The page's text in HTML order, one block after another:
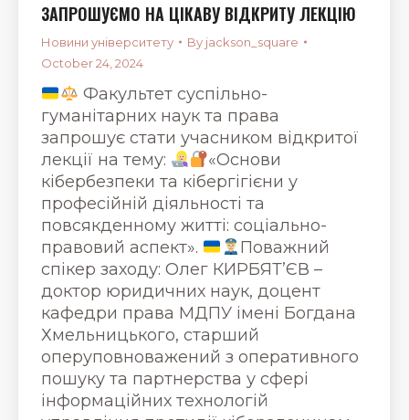
ЗАПРОШУЄМО НА ЦІКАВУ ВІДКРИТУ ЛЕКЦІЮ
Новини університету By jackson_square
October 24, 2024
Факультет суспільно-
гуманітарних наук та права
запрошує стати учасником відкритої
лекції на тему:
«Основи
кібербезпеки та кібергігієни у
професійній діяльності та
повсякденному житті: соціально-
правовий аспект».
Поважний
спікер заходу: Олег КИРБЯТ’ЄВ –
доктор юридичних наук, доцент
кафедри права МДПУ імені Богдана
Хмельницького, старший
оперуповноважений з оперативного
пошуку та партнерства у сфері
інформаційних технологій